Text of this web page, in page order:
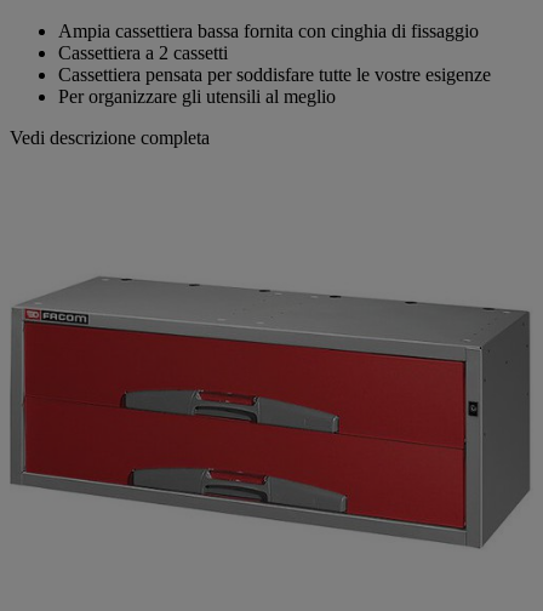
pagina.
Ampia cassettiera bassa fornita con cinghia di fissaggio
Cassettiera a 2 cassetti
Cassettiera pensata per soddisfare tutte le vostre esigenze
Per organizzare gli utensili al meglio
Vedi descrizione completa